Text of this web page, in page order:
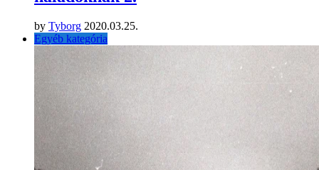
by Tyborg 2020.03.25.
Egyéb kategória